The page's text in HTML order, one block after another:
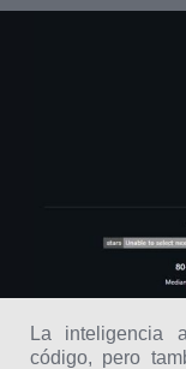
La inteligencia
código, pero